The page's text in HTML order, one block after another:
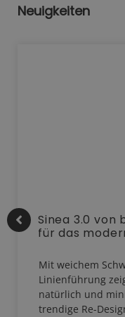
Neuigkeiten
Sinea 3.0 von
für das
Mit weichem
Linienführung
natürlich und
trendige Re-